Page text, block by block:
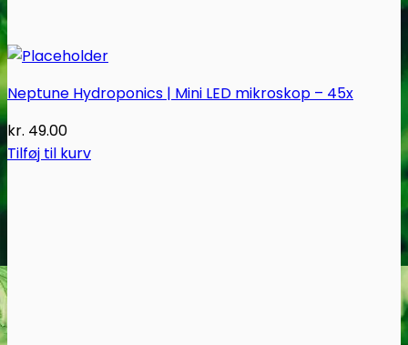
Neptune Hydroponics | Mini LED mikroskop – 45x
kr. 49.00
Tilføj til kurv